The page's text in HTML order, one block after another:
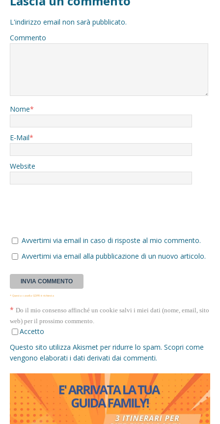
L'indirizzo email non sarà pubblicato.
Commento
Nome*
E-Mail*
Website
Avvertimi via email in caso di risposte al mio commento.
Avvertimi via email alla pubblicazione di un nuovo articolo.
* Questa casella GDPR è richiesta
* Do il mio consenso affinché un cookie salvi i miei dati (nome, email, sito
web) per il prossimo commento.
Accetto
Questo sito utilizza Akismet per ridurre lo spam. Scopri come
vengono elaborati i dati derivati dai commenti.